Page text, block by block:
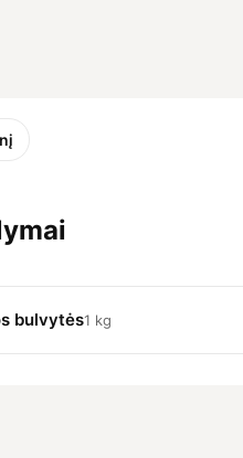
bulvytės1 kg